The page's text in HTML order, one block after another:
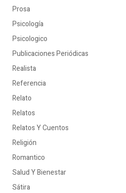
Prosa
Psicología
Psicologico
Publicaciones Periódicas
Realista
Referencia
Relato
Relatos
Relatos Y Cuentos
Religión
Romantico
Salud Y Bienestar
Sátira